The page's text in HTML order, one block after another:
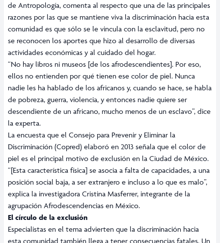
de Antropología, comenta al respecto que una de las principales
razones por las que se mantiene viva la discriminación hacia esta
comunidad es que sólo se le vincula con la esclavitud, pero no
se reconocen los aportes que hizo al desarrollo de diversas
actividades económicas y al cuidado del hogar.
“No hay libros ni museos [de los afrodescendientes]. Por eso,
ellos no entienden por qué tienen ese color de piel. Nunca
nadie les ha hablado de los africanos y, cuando se hace, se habla
de pobreza, guerra, violencia, y entonces nadie quiere ser
descendiente de un africano, mucho menos de un esclavo”, dice
la experta.
La encuesta que el Consejo para Prevenir y Eliminar la
Discriminación (Copred) elaboró en 2013 señala que el color de
piel es el principal motivo de exclusión en la Ciudad de México.
“[Esta característica física] se asocia a falta de capacidades, a una
posición social baja, a ser extranjero e incluso a lo que es malo”,
explica la investigadora Cristina Masferrer, integrante de la
agrupación Afrodescendencias en México.
El círculo de la exclusión
Especialistas en el tema advierten que la discriminación hacia
esta comunidad también llega a tener consecuencias fatales. Un